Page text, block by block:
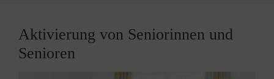
Aktivierung von Seniorinnen und
Senioren